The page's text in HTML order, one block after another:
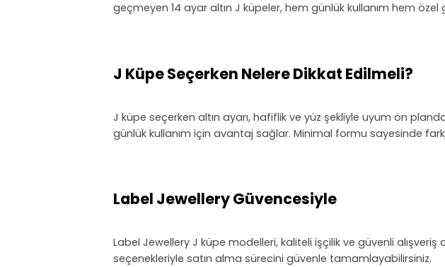
geçmeyen 14 ayar altın J küpeler, hem günlük kullanım hem
J Küpe Seçerken Nelere Dikkat Edilmeli?
J küpe seçerken altın ayarı, hafiflik ve yüz şekliyle uyum ön planda
günlük kullanım için avantaj sağlar. Minimal formu sayesinde
Label Jewellery Güvencesiyle
Label Jewellery J küpe modelleri, kaliteli işçilik ve güvenli
seçenekleriyle satın alma sürecini güvenle tamamlayabilirsiniz.